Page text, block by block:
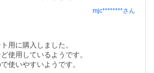
mjc********さん
用に購入しました。
使用しているようです。
使いやすいようです。